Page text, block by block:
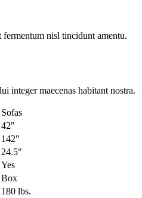
fermentum nisl tincidunt amentu.
integer maecenas habitant nostra.
Sofas
42"
142"
24.5"
Yes
Box
180 lbs.